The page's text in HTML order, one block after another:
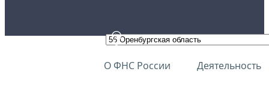
О ФНС России Деятельность